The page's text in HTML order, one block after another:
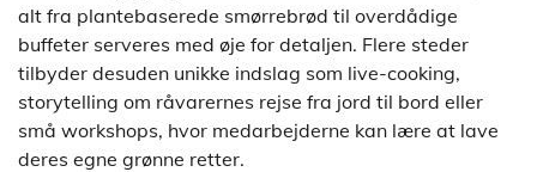
alt fra plantebaserede smørrebrød til overdådige
buffeter serveres med øje for detaljen. Flere steder
tilbyder desuden unikke indslag som live-cooking,
storytelling om råvarernes rejse fra jord til bord eller
små workshops, hvor medarbejderne kan lære at lave
deres egne grønne retter.